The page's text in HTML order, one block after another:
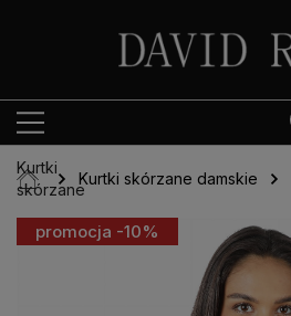
Kurtki
skórzane
Kurtki skórzane damskie
promocja -10%